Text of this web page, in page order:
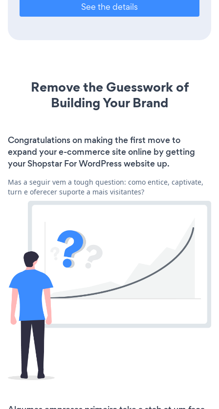
See the details
Remove the Guesswork of
Building Your Brand
Congratulations on making the first move to
expand your e-commerce site online by getting
your Shopstar For WordPress website up.
Mas a seguir vem a tough question: como entice, captivate,
turn e oferecer suporte a mais visitantes?